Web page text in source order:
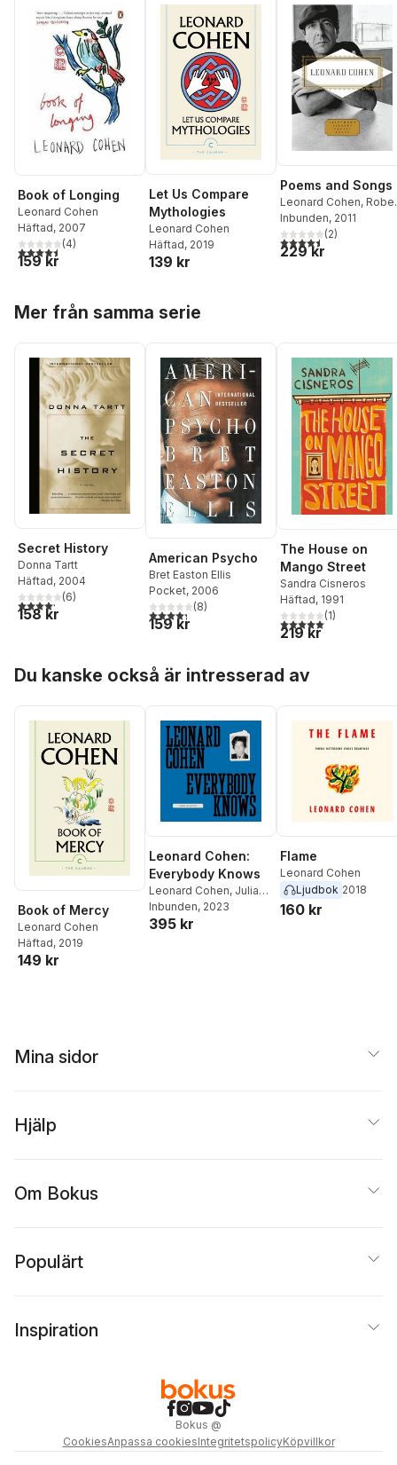
Book of Longing
Leonard Cohen
Häftad, 2007
4,5utav 5 stjärnor. Totalt antal röster:
(4)
159 kr
Let Us Compare
Mythologies
Leonard Cohen
Häftad, 2019
139 kr
Poems and Songs
Leonard Cohen,
Faggen
Inbunden, 2011
4,5utav 5 stjärnor.
(2)
229 kr
Mer från samma serie
Secret History
Donna Tartt
Häftad, 2004
4,2utav 5 stjärnor. Totalt antal röster:
(6)
158 kr
American Psycho
Bret Easton Ellis
Pocket, 2006
4,3utav 5 stjärnor. Totalt antal röster:
(8)
159 kr
The House on
Mango Street
Sandra Cisneros
Häftad, 1991
5,0utav 5 stjärnor.
(1)
219 kr
Du kanske också är intresserad av
Book of Mercy
Leonard Cohen
Häftad, 2019
149 kr
Leonard Cohen:
Everybody Knows
Leonard Cohen, Julian
Cox,Jim Shedden
Inbunden, 2023
395 kr
Flame
Leonard Cohen
Ljudbok 2018
160 kr
Mina sidor
Hjälp
Om Bokus
Populärt
Inspiration
Bokus @
CookiesAnpassa cookiesIntegritetspolicyKöpvillkor